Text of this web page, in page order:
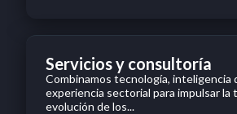
Servicios y consultoría
Combinamos tecnología, inteligencia
experiencia sectorial para impulsar la
evolución de los...